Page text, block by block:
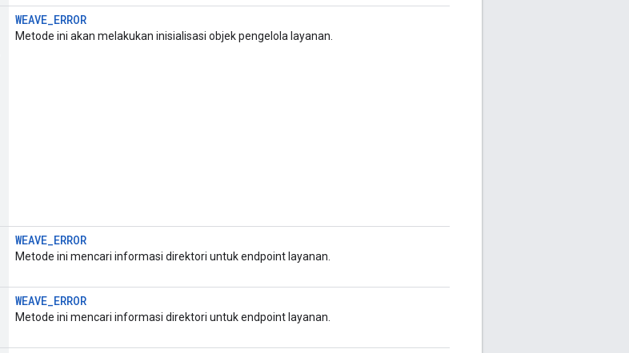
WEAVE_ERROR
Metode ini akan melakukan inisialisasi objek pengelola layanan.
WEAVE_ERROR
Metode ini mencari informasi direktori untuk endpoint layanan.
WEAVE_ERROR
Metode ini mencari informasi direktori untuk endpoint layanan.